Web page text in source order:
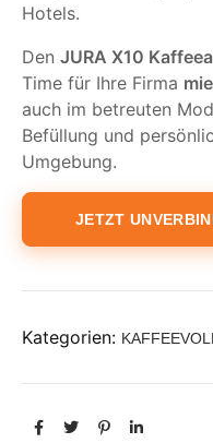
Hotels.
Den JURA X10
Time für Ihre Firma
auch im betreuten
Befüllung und
Umgebung.
JETZT
Kategorien: